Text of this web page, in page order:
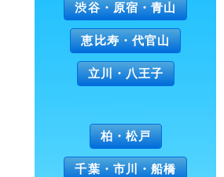
渋谷・原宿・青山
恵比寿・代官山
立川・八王子
柏・松戸
千葉・市川・船橋